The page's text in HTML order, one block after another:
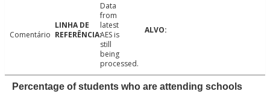
Comentário
Data
from
latest
AES is
still
being
processed.
Percentage of students who are attending schools